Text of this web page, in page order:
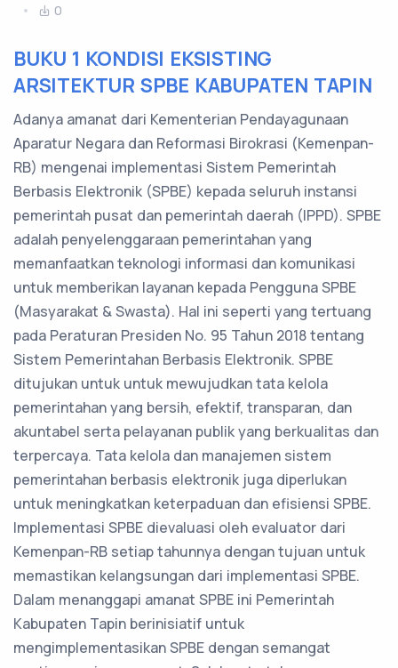
0
BUKU 1 KONDISI EKSISTING
ARSITEKTUR SPBE KABUPATEN TAPIN
Adanya amanat dari Kementerian Pendayagunaan
Aparatur Negara dan Reformasi Birokrasi (Kemenpan-
RB) mengenai implementasi Sistem Pemerintah
Berbasis Elektronik (SPBE) kepada seluruh instansi
pemerintah pusat dan pemerintah daerah (IPPD). SPBE
adalah penyelenggaraan pemerintahan yang
memanfaatkan teknologi informasi dan komunikasi
untuk memberikan layanan kepada Pengguna SPBE
(Masyarakat & Swasta). Hal ini seperti yang tertuang
pada Peraturan Presiden No. 95 Tahun 2018 tentang
Sistem Pemerintahan Berbasis Elektronik. SPBE
ditujukan untuk untuk mewujudkan tata kelola
pemerintahan yang bersih, efektif, transparan, dan
akuntabel serta pelayanan publik yang berkualitas dan
terpercaya. Tata kelola dan manajemen sistem
pemerintahan berbasis elektronik juga diperlukan
untuk meningkatkan keterpaduan dan efisiensi SPBE.
Implementasi SPBE dievaluasi oleh evaluator dari
Kemenpan-RB setiap tahunnya dengan tujuan untuk
memastikan kelangsungan dari implementasi SPBE.
Dalam menanggapi amanat SPBE ini Pemerintah
Kabupaten Tapin berinisiatif untuk
mengimplementasikan SPBE dengan semangat